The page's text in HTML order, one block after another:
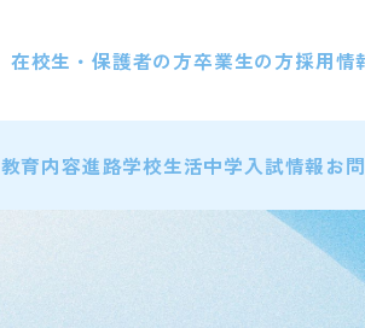
在校生・保護者の方卒業生の方採用情
教育内容進路学校生活中学入試情報お